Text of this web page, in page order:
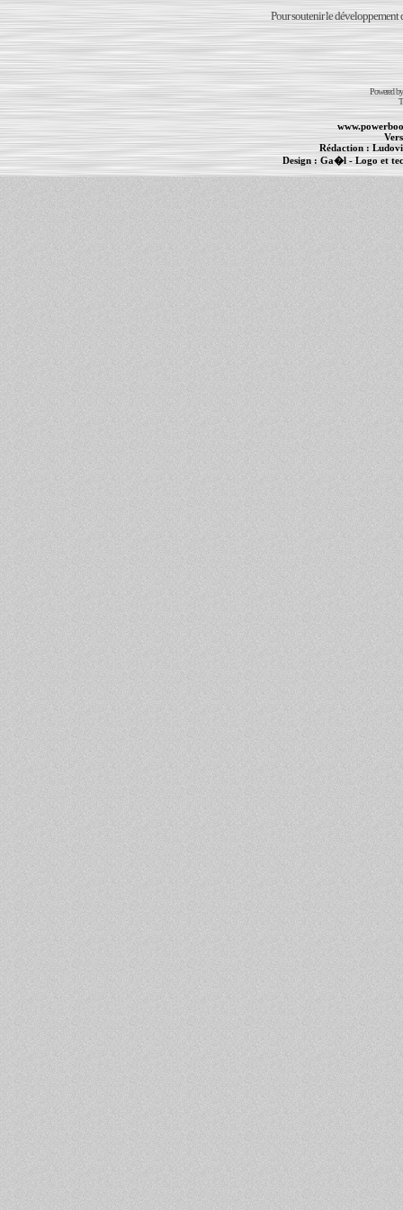
Pour soutenir le développement
Powered
Rédaction :
Design :Ga�l- Logo et
PowerBook